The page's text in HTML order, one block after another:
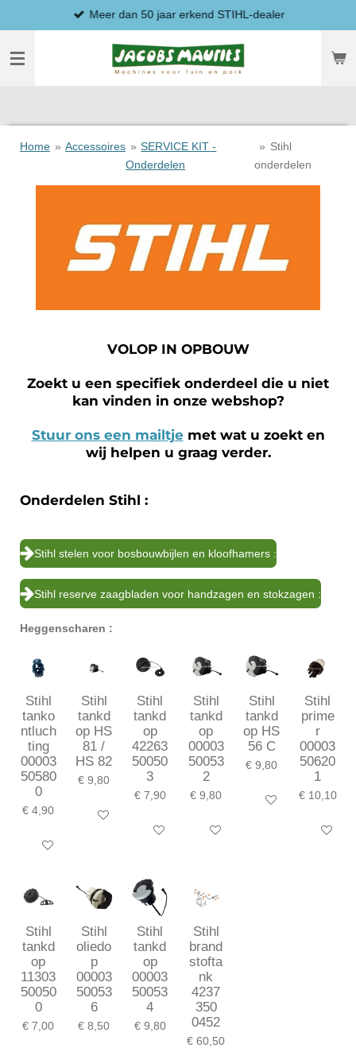
direct
naar
hoofdinhoud
Meer dan 50 jaar erkend STIHL-dealer
Home » Accessoires » SERVICE KIT -
Onderdelen
» Stihl
onderdelen
VOLOP IN OPBOUW
Zoekt u een specifiek onderdeel die u niet
kan vinden in onze webshop?
Stuur ons een mailtjemet wat u zoekt en
wij helpen u graag verder.
Onderdelen Stihl :
Stihl stelen voor bosbouwbijlen en kloofhamers :
Stihl reserve zaagbladen voor handzagen en stokzagen :
Heggenscharen :
Stihl
tanko
ntluch
ting
00003
50580
0
€ 4,90
In winkelwagen
Stihl
tankd
op HS
81 /
HS 82
€ 9,80
In winkelwagen
Stihl
tankd
op
42263
50050
3
€ 7,90
In winkelwagen
Stihl
tankd
op
00003
50053
2
€ 9,80
In winkelwagen
Stihl
tankd
op HS
56 C
€ 9,80
In winkelwagen
Stihl
prime
r
00003
50620
1
€ 10,10
In
Stihl
tankd
op
11303
50050
0
€ 7,00
Stihl
oliedo
p
00003
50053
6
€ 8,50
Stihl
tankd
op
00003
50053
4
€ 9,80
Stihl
brand
stofta
nk
4237
350
0452
€ 60,50